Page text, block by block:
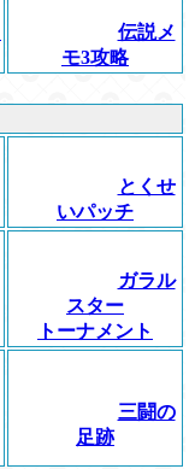
伝説メ
モ3攻略
とくせ
いパッチ
ガラル
スター
トーナメント
三闘の
足跡